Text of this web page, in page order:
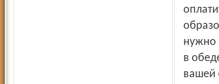
нужно
в
вашей